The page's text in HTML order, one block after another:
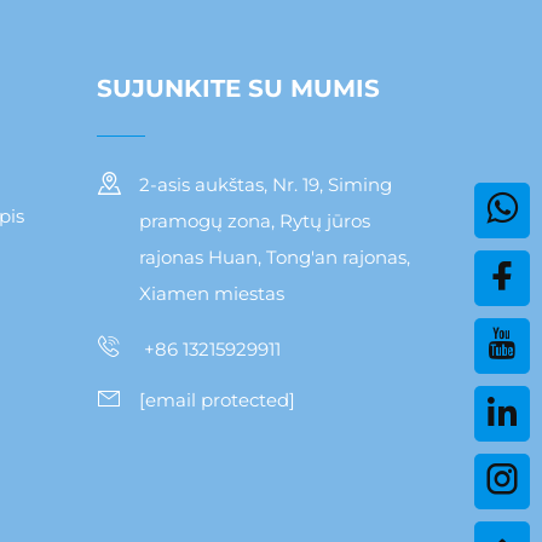
SUJUNKITE SU MUMIS
2-asis aukštas, Nr. 19, Siming
pramogų zona, Rytų jūros
rajonas Huan, Tong'an rajonas,
Xiamen miestas
+86 13215929911
[email protected]